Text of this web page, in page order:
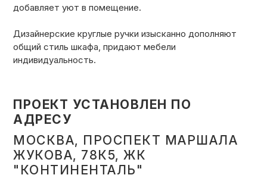
добавляет уют в помещение.
Дизайнерские круглые ручки изысканно дополняют
общий стиль шкафа, придают мебели
индивидуальность.
ПРОЕКТ УСТАНОВЛЕН ПО
АДРЕСУ
МОСКВА, ПРОСПЕКТ МАРШАЛА
ЖУКОВА, 78К5, ЖК
"КОНТИНЕНТАЛЬ"